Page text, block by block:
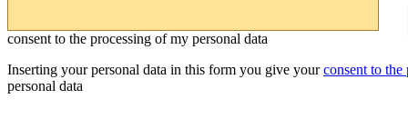
consent to the processing of my personal data
Inserting your personal data in this form you give yourconsent to the
personal data